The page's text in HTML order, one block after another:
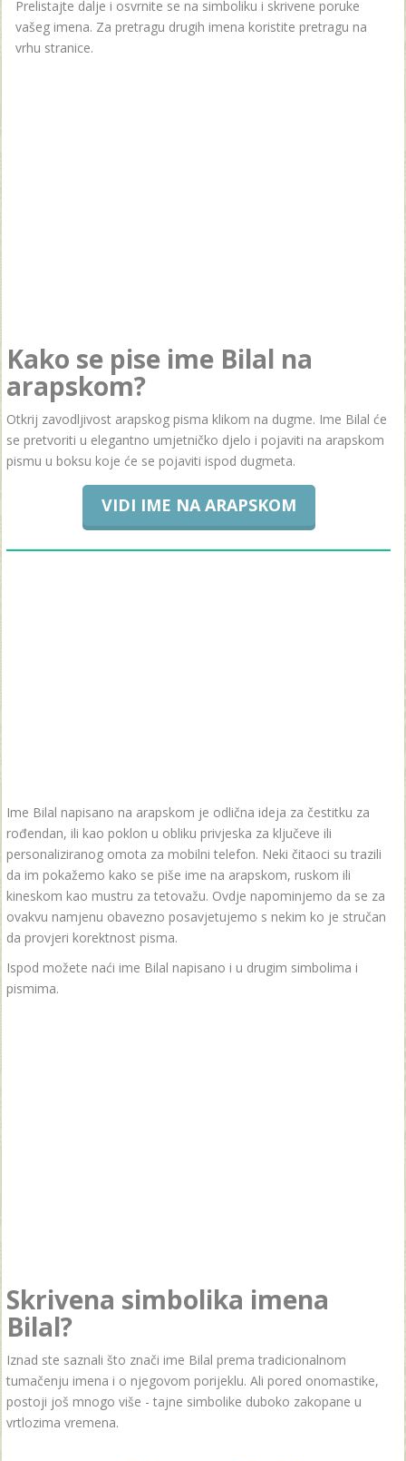
Prelistajte dalje i osvrnite se na simboliku i skrivene poruke
vašeg imena. Za pretragu drugih imena koristite pretragu na
vrhu stranice.
Kako se pise ime Bilal na
arapskom?
Otkrij zavodljivost arapskog pisma klikom na dugme. Ime Bilal će
se pretvoriti u elegantno umjetničko djelo i pojaviti na arapskom
pismu u boksu koje će se pojaviti ispod dugmeta.
VIDI IME NA ARAPSKOM
Ime Bilal napisano na arapskom je odlična ideja za čestitku za
rođendan, ili kao poklon u obliku privjeska za ključeve ili
personaliziranog omota za mobilni telefon. Neki čitaoci su trazili
da im pokažemo kako se piše ime na arapskom, ruskom ili
kineskom kao mustru za tetovažu. Ovdje napominjemo da se za
ovakvu namjenu obavezno posavjetujemo s nekim ko je stručan
da provjeri korektnost pisma.
Ispod možete naći ime Bilal napisano i u drugim simbolima i
pismima.
Skrivena simbolika imena
Bilal?
Iznad ste saznali što znači ime Bilal prema tradicionalnom
tumačenju imena i o njegovom porijeklu. Ali pored onomastike,
postoji još mnogo više - tajne simbolike duboko zakopane u
vrtlozima vremena.